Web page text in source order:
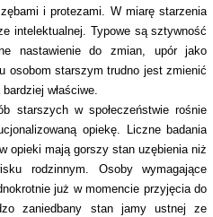
i protezami. W miarę starzenia
intelektualnej. Typowe są sztywność
nastawienie do zmian, upór jako
osobom starszym trudno jest zmienić
właściwe.
starszych w społeczeństwie rośnie
opiekę. Liczne badania
opieki mają gorszy stan uzębienia niż
rodzinnym. Osoby wymagające
już w momencie przyjęcia do
zaniedbany stan jamy ustnej ze